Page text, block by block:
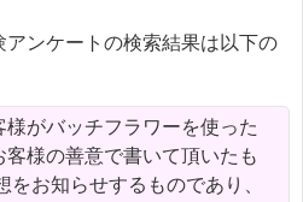
ンケートの検索結果は以下の
がバッチフラワーを使った
様の善意で書いて頂いたも
お知らせするものであり、